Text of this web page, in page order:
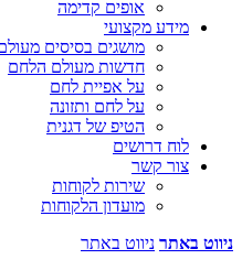
אופים קדימה
מידע מקצועי
מושגים בסיסים
חדשות מעולם הלחם
על אפיית לחם
על לחם ותזונה
הטיפ של דגנית
לוח דרושים
צור קשר
שירות לקוחות
מועדון הלקוחות
ניווט באתר ניווט באתר